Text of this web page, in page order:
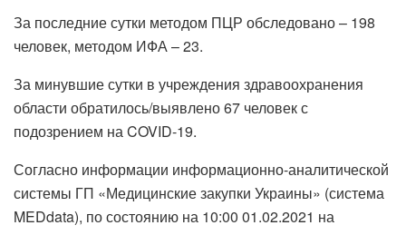
За последние сутки методом ПЦР обследовано – 198
человек, методом ИФА – 23.
За минувшие сутки в учреждения здравоохранения
области обратилось/выявлено 67 человек с
подозрением на COVID-19.
Согласно информации информационно-аналитической
системы ГП «Медицинские закупки Украины» (система
MEDdata), по состоянию на 10:00 01.02.2021 на